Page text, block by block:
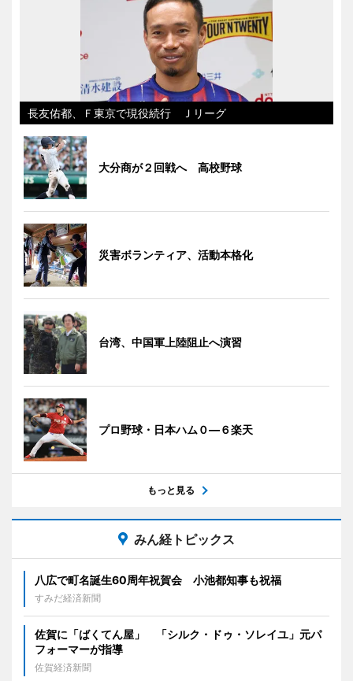
長友佑都、Ｆ東京で現役続行 Ｊリーグ
大分商が２回戦へ 高校野球
災害ボランティア、活動本格化
台湾、中国軍上陸阻止へ演習
プロ野球・日本ハム０―６楽天
もっと見る
みん経トピックス
八広で町名誕生60周年祝賀会 小池都知事も祝福
すみだ経済新聞
佐賀に「ばくてん屋」 「シルク・ドゥ・ソレイユ」元パ
フォーマーが指導
佐賀経済新聞